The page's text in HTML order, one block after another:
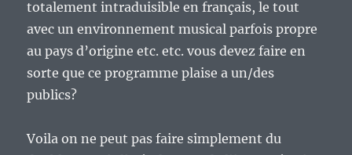
totalement intraduisible en français, le tout
avec un environnement musical parfois propre
au pays d’origine etc. etc. vous devez faire en
sorte que ce programme plaise a un/des
publics?
Voila on ne peut pas faire simplement du